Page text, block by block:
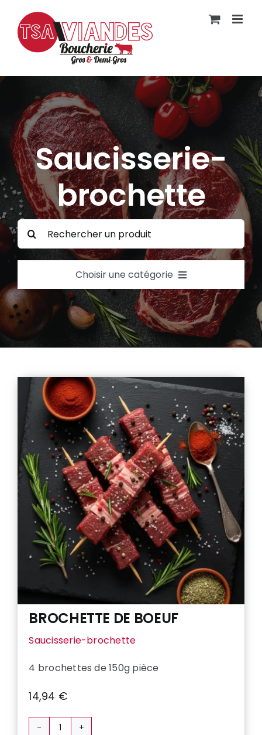
contenu
Saucisserie-
brochette
Rechercher:
Choisir une catégorie
Abats
Charcuterie
Colis de Viande
Porc
Produits Halal
Produits Pour Fêtes
Saucisserie-brochette
Veau
Volaille
BROCHETTE DE BOEUF
Saucisserie-brochette
4 brochettes de 150g pièce
14,94 €